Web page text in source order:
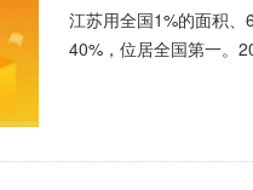
江苏用全国1%的面积
40%，位居全国第一。